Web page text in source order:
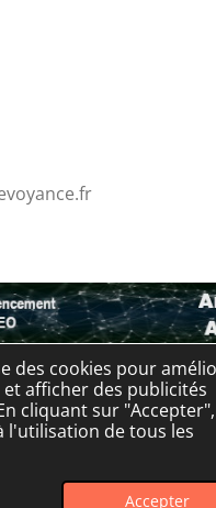
des cookies pour
afficher des publicités
cliquant sur "Accepter",
l'utilisation de tous les
Accepter
portes de l'au-delà